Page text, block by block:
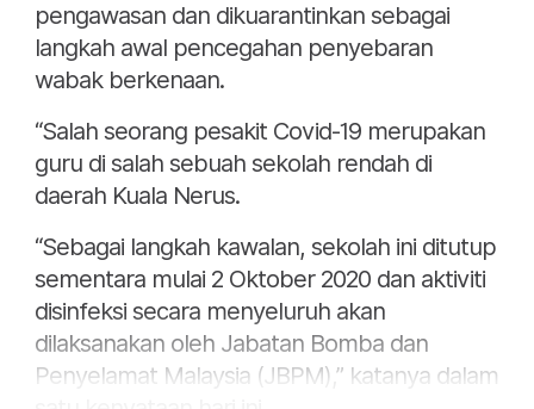
pengawasan dan dikuarantinkan sebagai
langkah awal pencegahan penyebaran
wabak berkenaan.
“Salah seorang pesakit Covid-19 merupakan
guru di salah sebuah sekolah rendah di
daerah Kuala Nerus.
“Sebagai langkah kawalan, sekolah ini ditutup
sementara mulai 2 Oktober 2020 dan aktiviti
disinfeksi secara menyeluruh akan
dilaksanakan oleh Jabatan Bomba dan
Penyelamat Malaysia (JBPM),” katanya dalam